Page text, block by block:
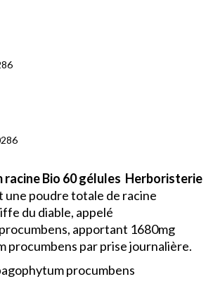
racine Bio 60 gélules Herboristerie
une poudre totale de racine
du diable, appelé
apportant 1680mg
procumbens par prise journalière.
procumbens